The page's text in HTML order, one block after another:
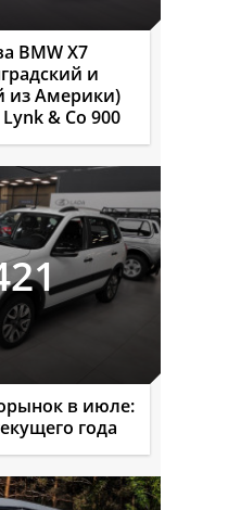
BMW X7
и
из Америки)
& Co 900
в июле:
года